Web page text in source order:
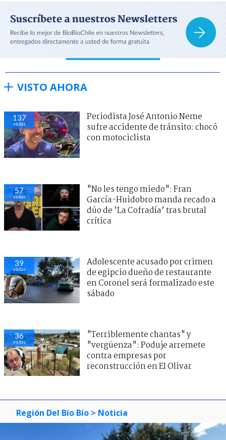
VISTO AHORA
137
visitas
Periodista José Antonio Neme
sufre accidente de tránsito: chocó
con motociclista
57
visitas
"No les tengo miedo": Fran
García-Huidobro manda recado a
dúo de ’La Cofradía’ tras brutal
crítica
39
visitas
Adolescente acusado por crimen
de egipcio dueño de restaurante
en Coronel será formalizado este
sábado
36
visitas
"Terriblemente chantas" y
"vergüenza": Poduje arremete
contra empresas por
reconstrucción en El Olivar
Región Del Bío Bío > Noticia